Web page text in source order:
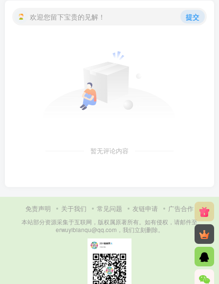
欢迎您留下宝贵的见解！ 提交
暂无评论内容
免责声明 关于我们 常见问题 友链申请 广告合作
本站部分资源采集于互联网，版权属原著所有。如有侵权，请邮件至
erwuyibianqu@qq.com，我们立刻删除。